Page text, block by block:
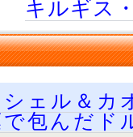
キルギス
シェル＆
で包んだド